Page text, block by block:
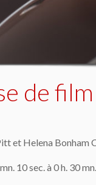
de
et Helena Bonham
10 sec. à 0 h. 30